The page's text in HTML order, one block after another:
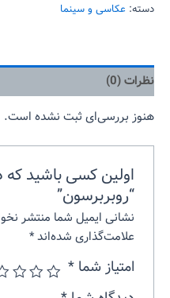
دسته: عکاسی و سینما
نظرات (0)
هنوز بررسی‌ای ثبت نشده است.
اولین کسی باشید
“روبربرسون”
نشانی ایمیل شما منتشر
علامت‌گذاری شده‌اند*
امتیاز شما*